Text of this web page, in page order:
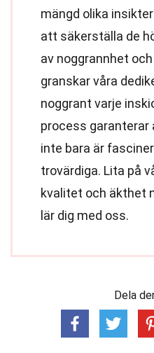
mängd olika
att säkerställa de
av noggrannhet
granskar våra
noggrant varje
process garanterar
inte bara är
trovärdiga. Lita på
kvalitet och äkthet
lär dig med oss.
Dela